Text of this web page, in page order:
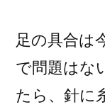
足の具合は
で問題はな
たら、針に